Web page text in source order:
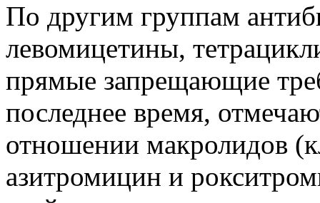
По другим группам
левомицетины,
прямые запрещающие
последнее время,
отношении макролидов
азитромицин и